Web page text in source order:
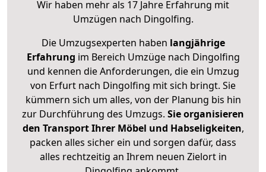
Wir haben mehr als 17 Jahre Erfahrung mit
Umzügen nach Dingolfing.
Die Umzugsexperten haben langjährige
Erfahrung im Bereich Umzüge nach Dingolfing
und kennen die Anforderungen, die ein Umzug
von Erfurt nach Dingolfing mit sich bringt. Sie
kümmern sich um alles, von der Planung bis hin
zur Durchführung des Umzugs. Sie organisieren
den Transport Ihrer Möbel und Habseligkeiten,
packen alles sicher ein und sorgen dafür, dass
alles rechtzeitig an Ihrem neuen Zielort in